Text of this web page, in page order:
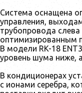
Система оснащена
управления,
трубопровода
оптимизированным
В модели RK-18
уровень шума ниже,
В кондиционерах
с ионами серебра,